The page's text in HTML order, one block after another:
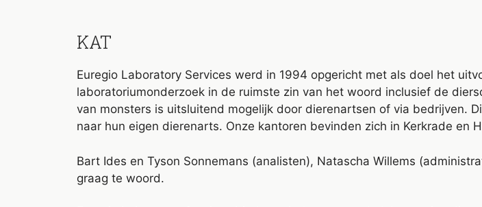
KAT
Euregio Laboratory Services werd in 1994 opgericht met als doel het
laboratoriumonderzoek in de ruimste zin van het woord inclusief de
van monsters is uitsluitend mogelijk door dierenartsen of via bedrijven.
naar hun eigen dierenarts. Onze kantoren bevinden zich in Kerkrade en
Bart Ides en Tyson Sonnemans (analisten), Natascha Willems
graag te woord.